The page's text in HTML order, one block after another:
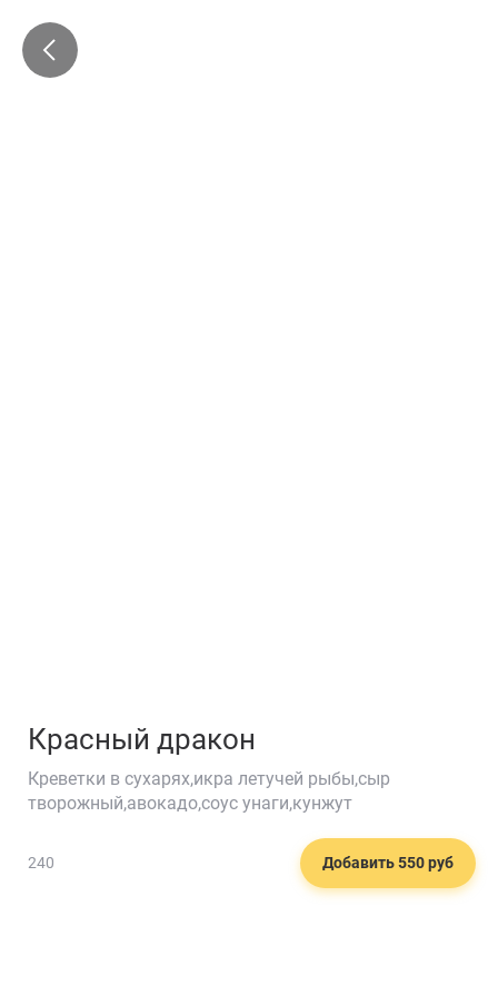
Красный дракон
Креветки в сухарях,икра летучей рыбы,сыр
творожный,авокадо,соус унаги,кунжут
240 Добавить 550 руб